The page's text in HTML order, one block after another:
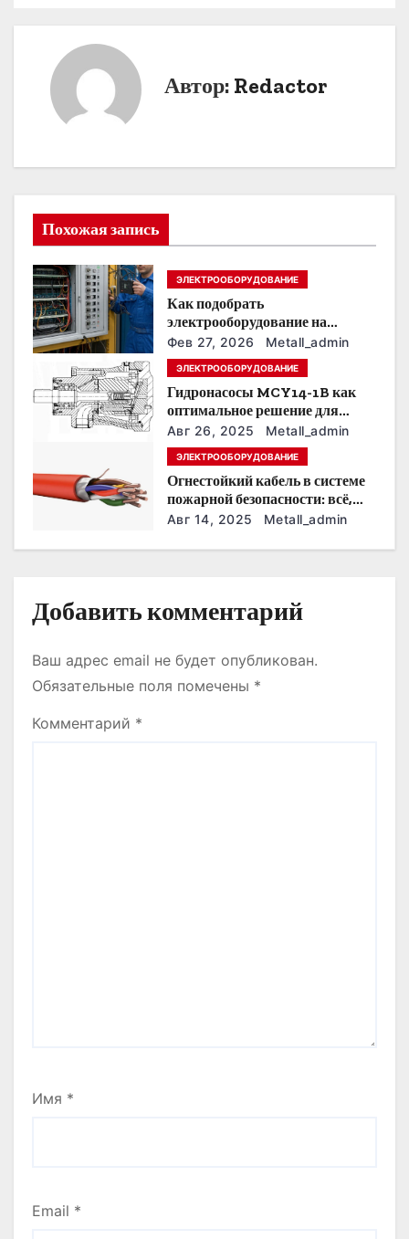
ц
я
п
о
з
а
с
Автор: Redactor
Похожая запись
ЭЛЕКТРООБОРУДОВАНИЕ
Как подобрать
электрооборудование на
предприятии под тяжелые
условия эксплуатации
Фев 27, 2026 Metall_admin
ЭЛЕКТРООБОРУДОВАНИЕ
Гидронасосы MCY14-1B как
оптимальное решение для
модернизации гидросистем
Авг 26, 2025 Metall_admin
ЭЛЕКТРООБОРУДОВАНИЕ
Огнестойкий кабель в системе
пожарной безопасности: всё,
что нужно знать
Авг 14, 2025 Metall_admin
Добавить комментарий
Ваш адрес email не будет опубликован.
Обязательные поля помечены *
Комментарий *
Имя *
Email *